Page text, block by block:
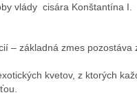
vlády cisára Konštantína I.
– základná zmes pozostáva
kvetov, z ktorých